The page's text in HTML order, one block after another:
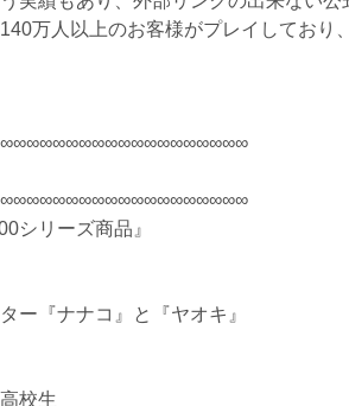
万人以上のお客様がプレイしており
シリーズ商品』
ー『ナナコ』と『ヤオキ』
校生